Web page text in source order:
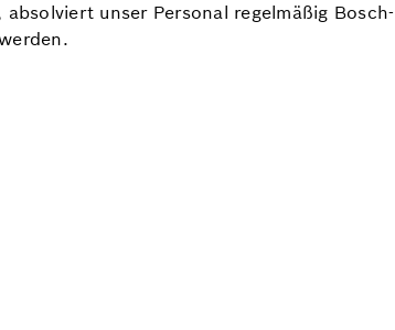
unser Personal regelmäßig Bosch-